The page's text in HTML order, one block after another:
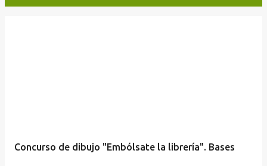
Concurso de dibujo "Embólsate la librería". Bases